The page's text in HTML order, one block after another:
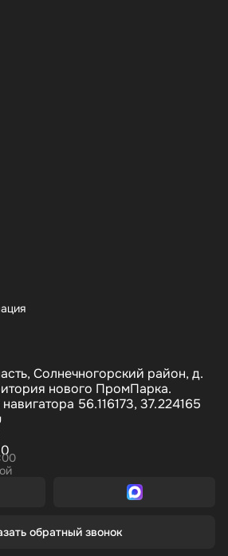
Солнечногорский район, д.
нового ПромПарка.
56.116173, 37.224165
обратный звонок